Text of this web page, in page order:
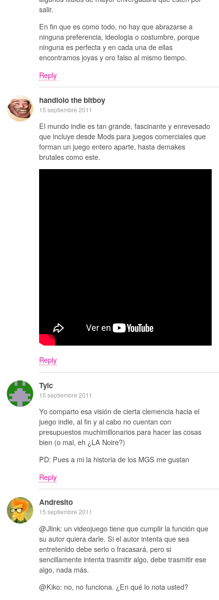
salir.
En fin que es como todo, no hay que abrazarse a
ninguna preferencia, ideologia o costumbre, porque
ninguna es perfecta y en cada una de ellas
encontramos joyas y oro falso al mismo tiempo.
Reply
handlolo the bitboy
15 septiembre 2011
El mundo indie es tan grande, fascinante y enrevesado
que incluye desde Mods para juegos comerciales que
forman un juego entero aparte, hasta demakes
brutales como este.
Reply
Tylc
15 septiembre 2011
Yo comparto esa visión de cierta clemencia hacia el
juego indie, al fin y al cabo no cuentan con
presupuestos muchimillonarios para hacer las cosas
bien (o mal, eh ¿LA Noire?)
PD: Pues a mi la historia de los MGS me gustan
Reply
Andresito
15 septiembre 2011
@Jlink: un videojuego tiene que cumplir la función que
su autor quiera darle. Si el autor intenta que sea
entretenido debe serlo o fracasará, pero si
sencillamente intenta trasmitir algo, debe trasmitir ese
algo, nada más.
@Kiko: no, no funciona. ¿En qué lo nota usted?